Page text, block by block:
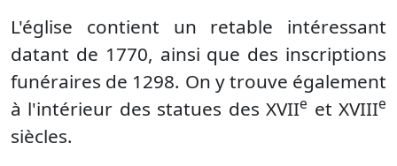
L'église contient un retable intéressant
datant de 1770, ainsi que des inscriptions
funéraires de 1298. On y trouve également
à l'intérieur des statues des XVIIe et XVIIIe
siècles.